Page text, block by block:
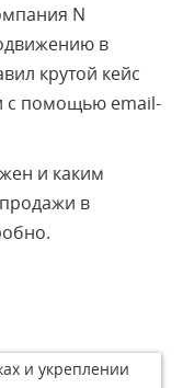
N
в
крутой кейс
с помощью email-
и каким
в